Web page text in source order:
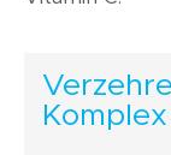
Komplex